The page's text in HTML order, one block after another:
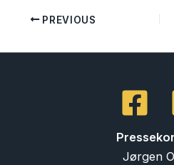
PREVIOUS
Jørgen